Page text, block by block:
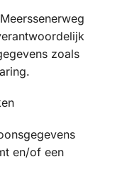
zoals
en/of een